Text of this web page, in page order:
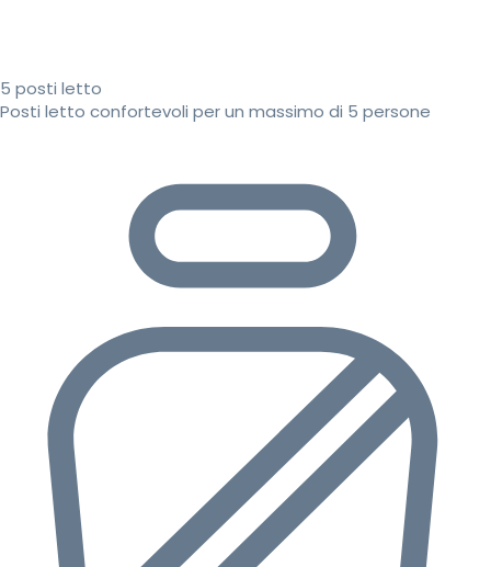
5 posti letto
Posti letto confortevoli per un massimo di 5 persone